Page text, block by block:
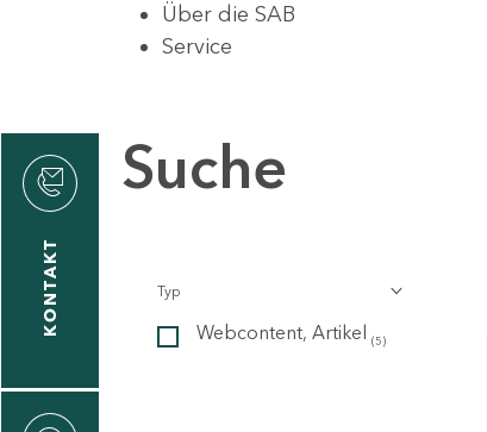
Über die SAB
Service
KONTAKT
Suche
Typ
Webcontent, Artikel (5)